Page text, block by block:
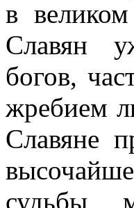
в
Славян
богов,
жребием
Славяне
судьбы